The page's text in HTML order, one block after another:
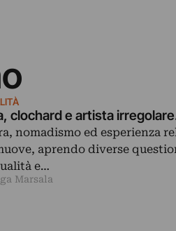
clochard e artista
nomadismo ed esperienza
aprendo diverse
e…
Marsala